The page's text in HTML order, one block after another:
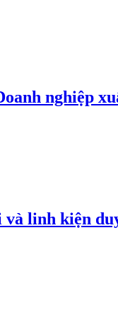
nghiệp
và linh kiện